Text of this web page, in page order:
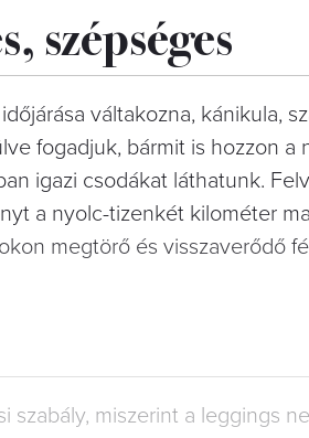
szépséges
váltakozna, kánikula,
fogadjuk, bármit is hozzon
igazi csodákat láthatunk.
a nyolc-tizenkét kilométer
megtörő és visszaverődő
szabály, miszerint a leggings